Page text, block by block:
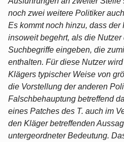
noch zwei weitere Politiker
Es kommt noch hinzu, dass
insoweit begehrt, als die
Suchbegriffe eingeben, die
enthalten. Für diese Nutzer
Klägers typischer Weise von
die Vorstellung der anderen
Falschbehauptung betreffend
eines Patches des T. auch im
den Kläger betreffenden
untergeordneter Bedeutung.